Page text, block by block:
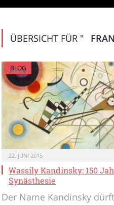
ÜBERSICHT FÜR "
BLOG
22. JUNI 2015
Wassily Kandinsky: 150
Synästhesie
Der Name Kandinsky